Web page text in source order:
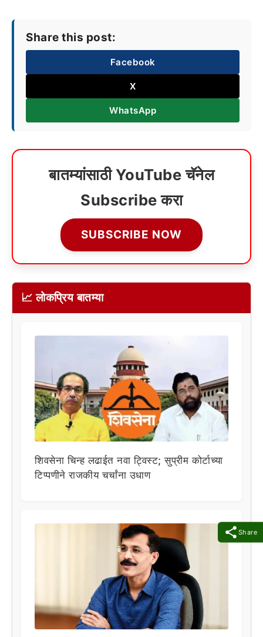
Share
Share this post:
Facebook
X
WhatsApp
बातम्यांसाठी YouTube चॅनेल
Subscribe करा
SUBSCRIBE NOW
📈 लोकप्रिय बातम्या
शिवसेना चिन्ह लढाईत नवा ट्विस्ट; सुप्रीम कोर्टाच्या
टिप्पणीने राजकीय चर्चांना उधाण